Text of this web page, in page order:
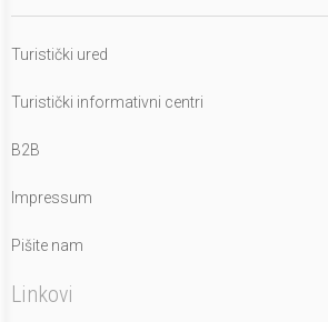
Turistički ured
Turistički informativni centri
B2B
Impressum
Pišite nam
Linkovi